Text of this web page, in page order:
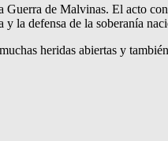
de Malvinas. El acto
la defensa de la soberanía
heridas abiertas y